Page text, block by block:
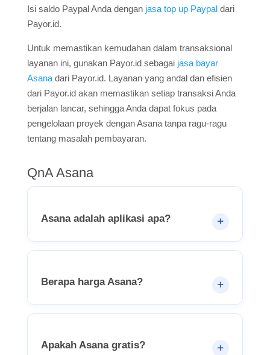
Isi saldo Paypal Anda dengan jasa top up Paypaldari
Payor.id.
Untuk memastikan kemudahan dalam transaksional
layanan ini, gunakan Payor.id sebagai jasa bayar
Asanadari Payor.id. Layanan yang andal dan efisien
dari Payor.id akan memastikan setiap transaksi Anda
berjalan lancar, sehingga Anda dapat fokus pada
pengelolaan proyek dengan Asana tanpa ragu-ragu
tentang masalah pembayaran.
QnA Asana
Asana adalah aplikasi apa?
Berapa harga Asana?
Apakah Asana gratis?